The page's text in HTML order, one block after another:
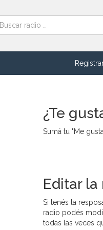
¿Te
Sumá tu "Me
Editar la
Si tenés la
radio podés
todas las veces